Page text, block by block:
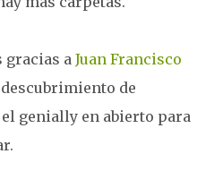
gracias a Juan Francisco
de
genially en abierto para